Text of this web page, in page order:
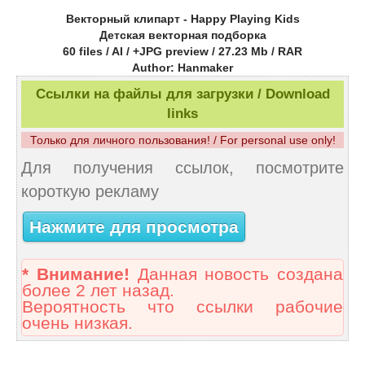
Векторный клипарт - Happy Playing Kids
Детская векторная подборка
60 files / AI / +JPG preview / 27.23 Mb / RAR
Author: Hanmaker
Ссылки на файлы для загрузки / Download
links
Только для личного пользования! / For personal use only!
Для получения ссылок, посмотрите
короткую рекламу
Нажмите для просмотра
* Внимание! Данная новость создана
более 2 лет назад.
Вероятность что ссылки рабочие
очень низкая.